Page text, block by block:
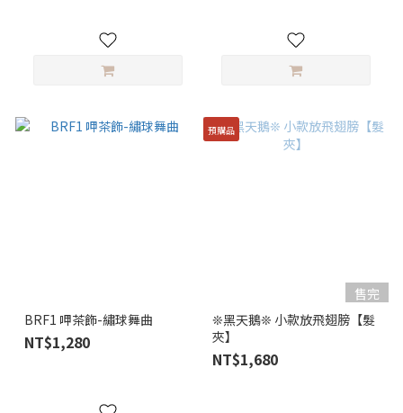
BRF1 呷茶飾-繡球舞曲
NT$1,280
預購品
售完
❊黑天鵝❊ 小款放飛翅膀【髮
夾】
NT$1,680